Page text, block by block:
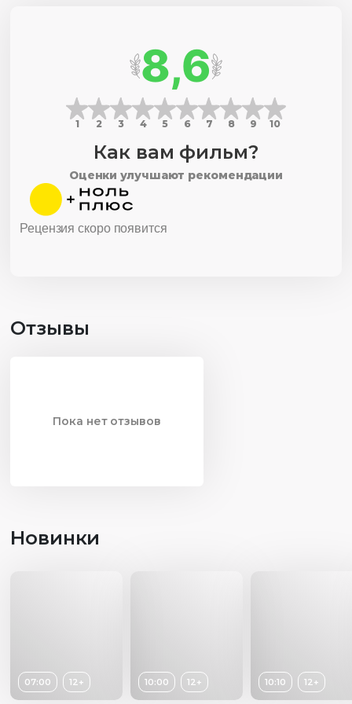
отражающие жизнь эвенков в их традиционной среде.
Открытые просторы манящей тундры, величественные
горы и бушующие реки, бескрайние леса и поляны —
через традиционные песни и танцы.
8,6
1 2 3 4 5 6 7 8 9 10
Как вам фильм?
Оценки улучшают рекомендации
Рецензия скоро появится
Отзывы
Пока нет отзывов
Новинки
07:00 12+ 10:00 12+ 10:10 12+